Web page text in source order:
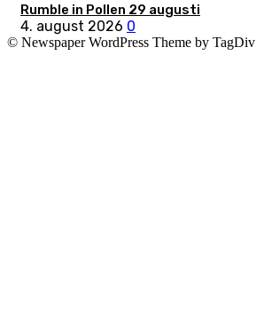
Rumble in Pollen 29 augusti
4. august 2026 0
© Newspaper WordPress Theme by TagDiv